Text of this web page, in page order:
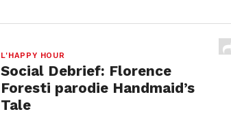
L'HAPPY HOUR
Social Debrief: Florence
Foresti parodie Handmaid’s
Tale